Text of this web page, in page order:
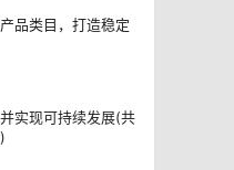
品类目，打造稳定
实现可持续发展(共